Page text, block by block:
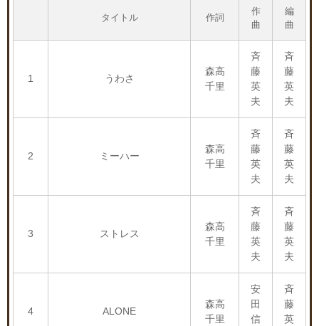
タイトル 作詞
作
曲
編
曲
1 うわさ
森高
千里
斉
藤
英
夫
斉
藤
英
夫
2 ミーハー
森高
千里
斉
藤
英
夫
斉
藤
英
夫
3 ストレス
森高
千里
斉
藤
英
夫
斉
藤
英
夫
4 ALONE
森高
千里
安
田
信
斉
藤
英